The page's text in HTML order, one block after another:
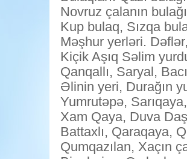
Novruz çalanın
Kup bulaq, Sızqa
Məşhur yerləri.
Kiçik Aşıq Səlim
Qanqallı, Saryal,
Əlinin yeri, Durağın
Yumrutəpə,
Xam Qaya, Duva
Battaxlı, Qaraqaya,
Qumqazılan, Xaçın